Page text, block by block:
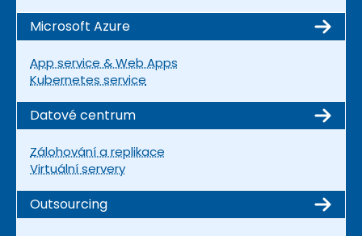
Microsoft Azure
App service & Web Apps
Kubernetes service
Datové centrum
Zálohování a replikace
Virtuální servery
Outsourcing